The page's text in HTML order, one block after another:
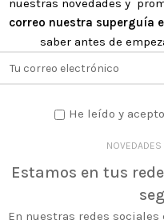
nuestras novedades y
correo nuestra superguía
saber antes de
He leído y
NOVEDADES
Estamos en tus
En nuestras redes